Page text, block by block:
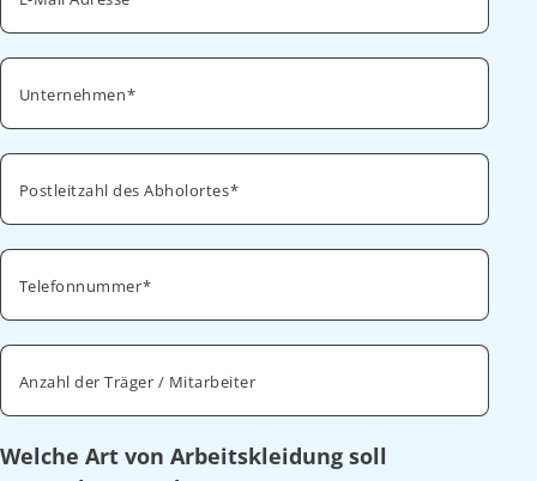
Unternehmen
Postleitzahl des Abholortes
Telefonnummer
Anzahl der Träger / Mitarbeiter
Welche Art von Arbeitskleidung soll